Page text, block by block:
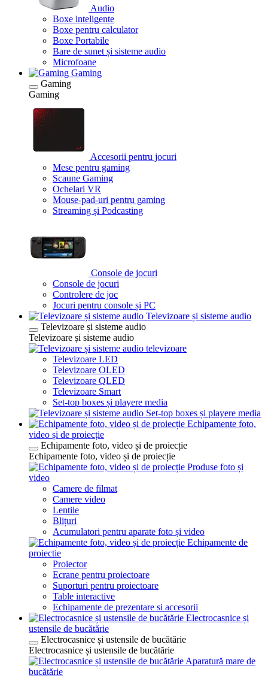
Audio
Boxe inteligente
Boxe pentru calculator
Boxe Portabile
Bare de sunet și sisteme audio
Microfoane
Gaming
Gaming
Gaming
Accesorii pentru jocuri
Mese pentru gaming
Scaune Gaming
Ochelari VR
Mouse-pad-uri pentru gaming
Streaming și Podcasting
Console de jocuri
Console de jocuri
Controlere de joc
Jocuri pentru console și PC
Televizoare și sisteme audio
Televizoare și sisteme audio
Televizoare și sisteme audio
televizoare
Televizoare LED
Televizoare OLED
Televizoare QLED
Televizoare Smart
Set-top boxes și playere media
Set-top boxes și playere media
Echipamente foto,
video și de proiecție
Echipamente foto, video și de proiecție
Echipamente foto, video și de proiecție
Produse foto și
video
Camere de filmat
Camere video
Lentile
Blițuri
Acumulatori pentru aparate foto și video
Echipamente de
proiectie
Proiector
Ecrane pentru proiectoare
Suporturi pentru proiectoare
Table interactive
Echipamente de prezentare si accesorii
Electrocasnice și
ustensile de bucătărie
Electrocasnice și ustensile de bucătărie
Electrocasnice și ustensile de bucătărie
Aparatură mare de
bucătărie